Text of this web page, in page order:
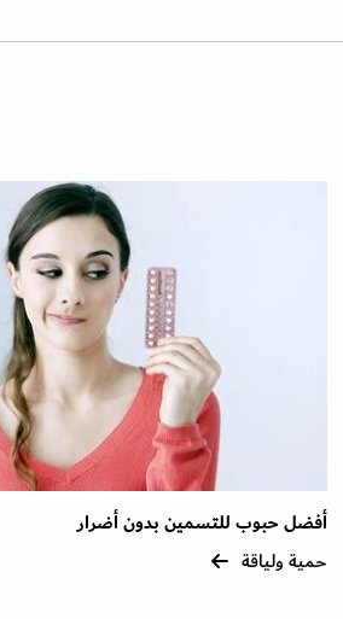
أفضل حبوب للتسمين بدون أضرار
حمية ولياقة